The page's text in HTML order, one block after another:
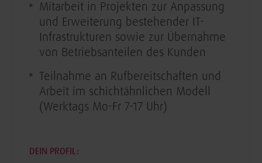
Mitarbeit in Projekten zur Anpassung
und Erweiterung bestehender IT-
Infrastrukturen sowie zur Übernahme
von Betriebsanteilen des Kunden
Teilnahme an Rufbereitschaften und
Arbeit im schichtähnlichen Modell
(Werktags Mo-Fr 7-17 Uhr)​
DEIN PROFIL: